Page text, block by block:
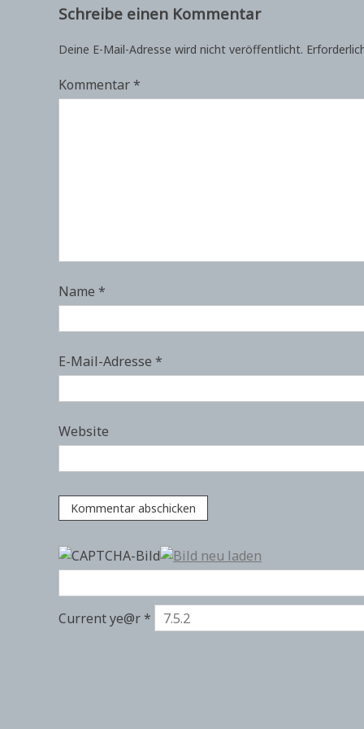
Schreibe einen Kommentar
Deine E-Mail-Adresse wird nicht veröffentlicht.
Kommentar*
Name *
E-Mail-Adresse *
Website
Current ye@r*